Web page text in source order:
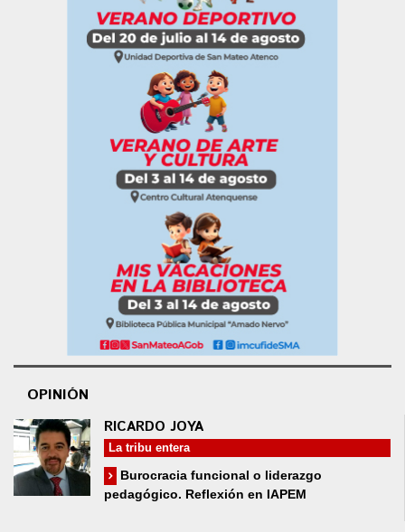
OPINIÓN
RICARDO JOYA
La tribu entera
Burocracia funcional o liderazgo
pedagógico. Reflexión en IAPEM